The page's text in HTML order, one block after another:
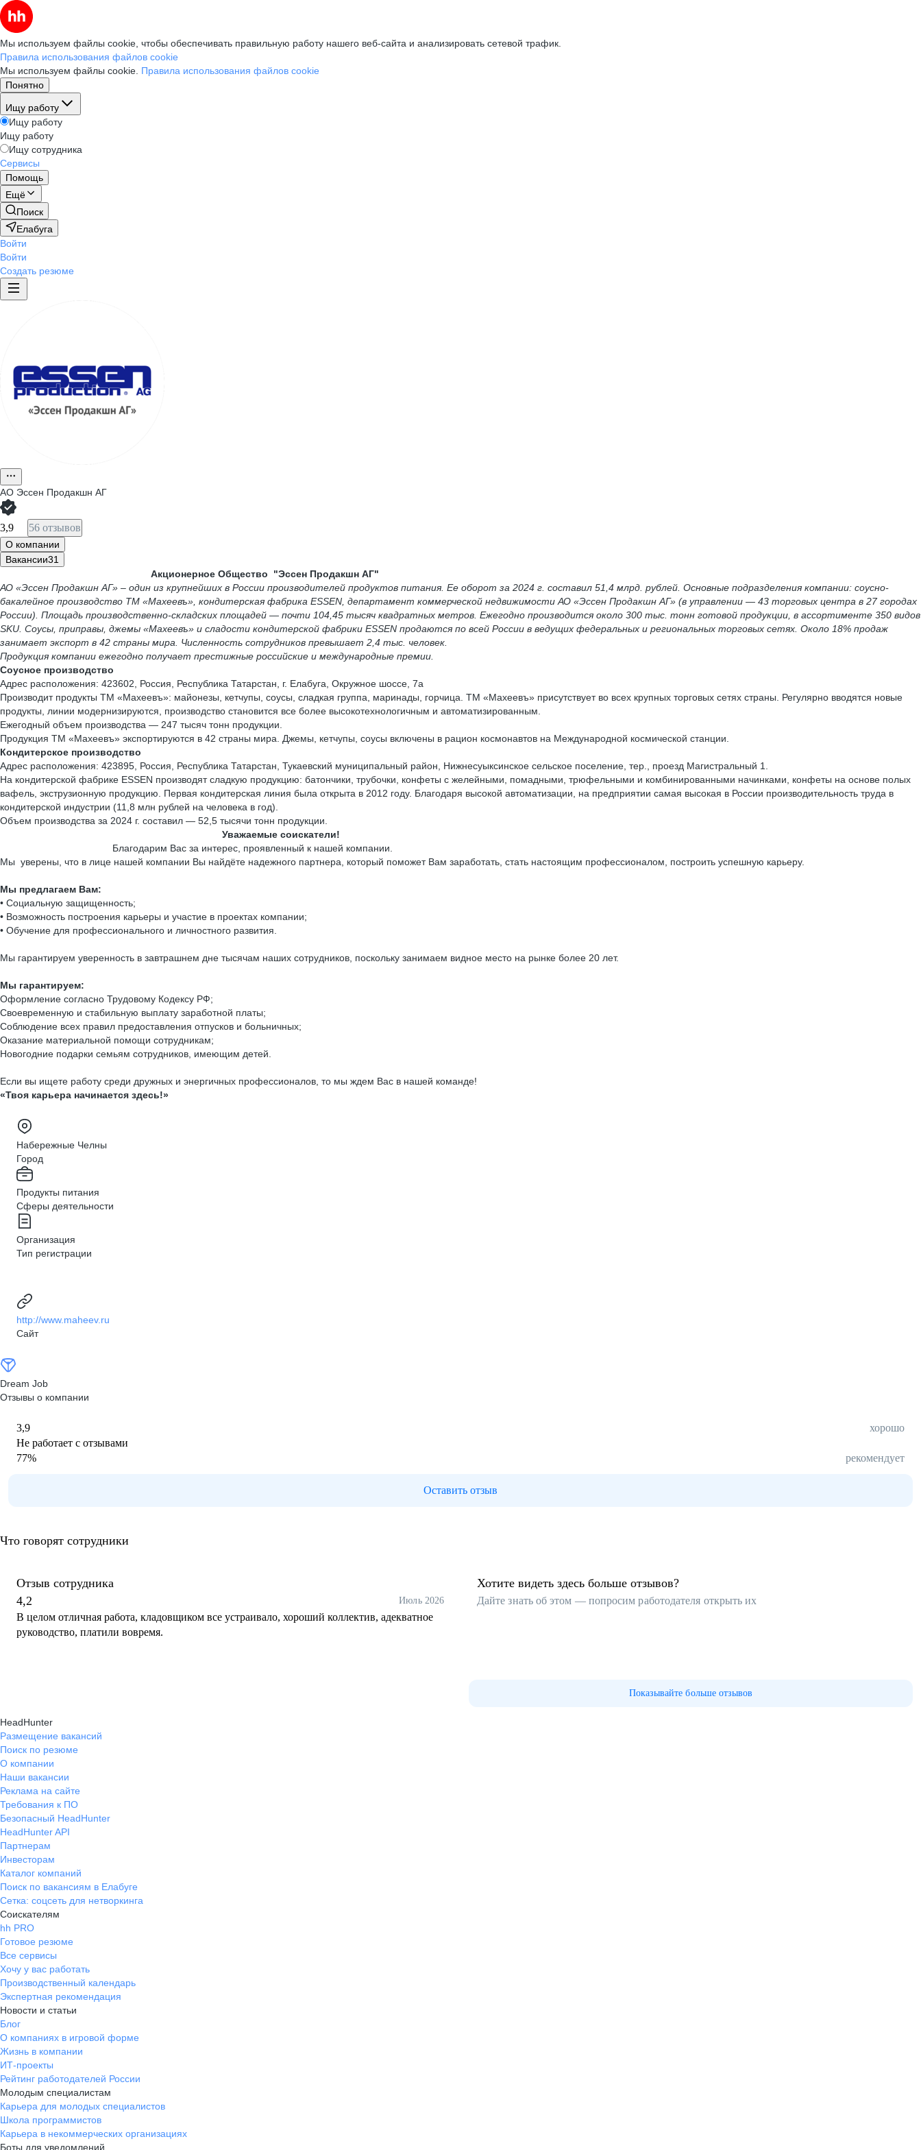
Мы используем файлы cookie, чтобы обеспечивать правильную работу нашего веб-сайта и анализировать сетевой трафик.
Правила использования файлов cookie
Мы используем файлы cookie. Правила использования файлов cookie
Понятно
Ищу работу
Ищу работу
Ищу работу
Ищу сотрудника
Сервисы
Помощь
Ещё
Поиск
Елабуга
Войти
Войти
Создать резюме
АО Эссен Продакшн АГ
3,9 56 отзывов
О компании
Вакансии31
Акционерное Общество "Эссен Продакшн АГ"
АО «Эссен Продакшн АГ» – один из крупнейших в России производителей продуктов питания. Ее оборот за 2024 г. составил 51,4 млрд. рублей. Основные подразделения компании: соусно-
бакалейное производство ТМ «Махеевъ», кондитерская фабрика ESSEN, департамент коммерческой недвижимости АО «Эссен Продакшн АГ» (в управлении — 43 торговых центра в 27 городах
России). Площадь производственно-складских площадей — почти 104,45 тысяч квадратных метров. Ежегодно производится около 300 тыс. тонн готовой продукции, в ассортименте 350 видов
SKU. Соусы, приправы, джемы «Махеевъ» и сладости кондитерской фабрики ESSEN продаются по всей России в ведущих федеральных и региональных торговых сетях. Около 18% продаж
занимает экспорт в 42 страны мира. Численность сотрудников превышает 2,4 тыс. человек.
Продукция компании ежегодно получает престижные российские и международные премии.
Соусное производство
Адрес расположения: 423602, Россия, Республика Татарстан, г. Елабуга, Окружное шоссе, 7а
Производит продукты ТМ «Махеевъ»: майонезы, кетчупы, соусы, сладкая группа, маринады, горчица. ТМ «Махеевъ» присутствует во всех крупных торговых сетях страны. Регулярно вводятся новые
продукты, линии модернизируются, производство становится все более высокотехнологичным и автоматизированным.
Ежегодный объем производства — 247 тысяч тонн продукции.
Продукция ТМ «Махеевъ» экспортируются в 42 страны мира. Джемы, кетчупы, соусы включены в рацион космонавтов на Международной космической станции.
Кондитерское производство
Адрес расположения: 423895, Россия, Республика Татарстан, Тукаевский муниципальный район, Нижнесуыксинское сельское поселение, тер., проезд Магистральный 1.
На кондитерской фабрике ESSEN производят сладкую продукцию: батончики, трубочки, конфеты с желейными, помадными, трюфельными и комбинированными начинками, конфеты на основе полых
вафель, экструзионную продукцию. Первая кондитерская линия была открыта в 2012 году. Благодаря высокой автоматизации, на предприятии самая высокая в России производительность труда в
кондитерской индустрии (11,8 млн рублей на человека в год).
Объем производства за 2024 г. составил — 52,5 тысячи тонн продукции.
Уважаемые соискатели!
Благодарим Вас за интерес, проявленный к нашей компании.
Мы уверены, что в лице нашей компании Вы найдёте надежного партнера, который поможет Вам заработать, стать настоящим профессионалом, построить успешную карьеру.
Мы предлагаем Вам:
• Социальную защищенность;
• Возможность построения карьеры и участие в проектах компании;
• Обучение для профессионального и личностного развития.
Мы гарантируем уверенность в завтрашнем дне тысячам наших сотрудников, поскольку занимаем видное место на рынке более 20 лет.
Мы гарантируем:
Оформление согласно Трудовому Кодексу РФ;
Своевременную и стабильную выплату заработной платы;
Соблюдение всех правил предоставления отпусков и больничных;
Оказание материальной помощи сотрудникам;
Новогодние подарки семьям сотрудников, имеющим детей.
Если вы ищете работу среди дружных и энергичных профессионалов, то мы ждем Вас в нашей команде!
«Твоя карьера начинается здесь!»
Набережные Челны
Город
Продукты питания
Сферы деятельности
Организация
Тип регистрации
http://www.maheev.ru
Сайт
Dream Job
Отзывы о компании
3,9
хорошо
Не работает с отзывами
77% рекомендует
Оставить отзыв
Что говорят сотрудники
Отзыв сотрудника
4,2
Июль 2026
В целом отличная работа, кладовщиком все устраивало, хороший коллектив, адекватное
руководство, платили вовремя.
Хотите видеть здесь больше отзывов?
Дайте знать об этом — попросим работодателя открыть их
Показывайте больше отзывов
HeadHunter
Размещение вакансий
Поиск по резюме
О компании
Наши вакансии
Реклама на сайте
Требования к ПО
Безопасный HeadHunter
HeadHunter API
Партнерам
Инвесторам
Каталог компаний
Поиск по вакансиям в Елабуге
Сетка: соцсеть для нетворкинга
Соискателям
hh PRO
Готовое резюме
Все сервисы
Хочу у вас работать
Производственный календарь
Экспертная рекомендация
Новости и статьи
Блог
О компаниях в игровой форме
Жизнь в компании
ИТ-проекты
Рейтинг работодателей России
Молодым специалистам
Карьера для молодых специалистов
Школа программистов
Карьера в некоммерческих организациях
Боты для уведомлений